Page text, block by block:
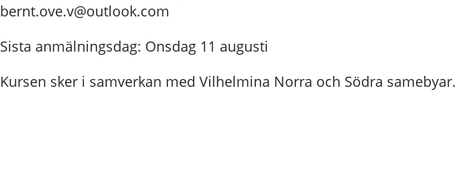
bernt.ove.v@outlook.com
Sista anmälningsdag: Onsdag 11 augusti
Kursen sker i samverkan med Vilhelmina Norra och Södra samebyar.